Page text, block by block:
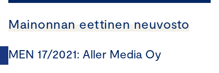
Mainonnan eettinen neuvosto
MEN 17/2021: Aller Media Oy